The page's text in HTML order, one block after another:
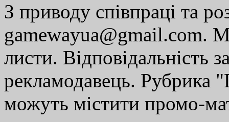
З приводу співпраці та
gamewayua@gmail.com.
листи. Відповідальність
рекламодавець. Рубрика
можуть містити промо-